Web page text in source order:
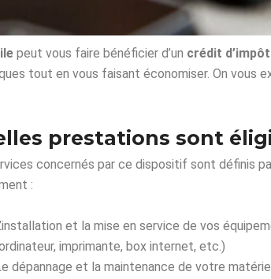
peut vous faire bénéficier d’un crédit d’impôt
tout en vous faisant économiser. On vous
prestations sont
concernés par ce dispositif sont définis
:
et la mise en service de vos
imprimante, box internet, etc.)
dépannage et la maintenance de votre